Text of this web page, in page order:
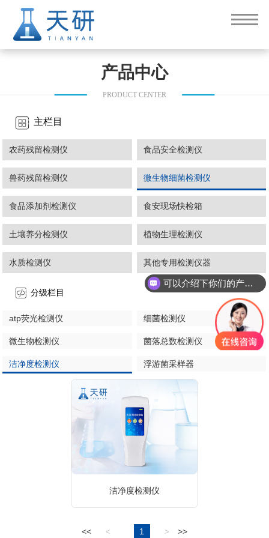
产品中心
PRODUCT CENTER
主栏目
农药残留检测仪 食品安全检测仪
兽药残留检测仪 微生物细菌检测仪
食品添加剂检测仪 食安现场快检箱
土壤养分检测仪 植物生理检测仪
水质检测仪 其他专用检测仪器
分级栏目
atp荧光检测仪 细菌检测仪
微生物检测仪 菌落总数检测仪
洁净度检测仪 浮游菌采样器
洁净度检测仪
<< < 1 > >>
可以介绍下你们的产品么